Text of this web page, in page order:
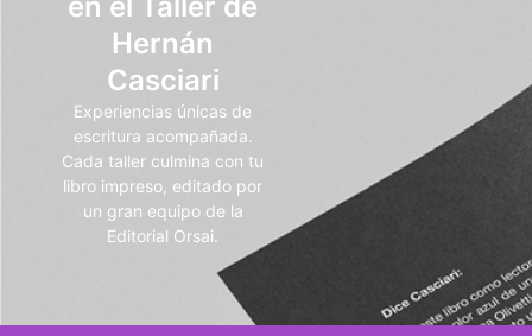
en el Taller de
Hernán
Casciari
Experiencias únicas de
escritura acompañada.
Cada taller culmina con tu
libro impreso, editado por
un gran equipo de la
Editorial Orsai.